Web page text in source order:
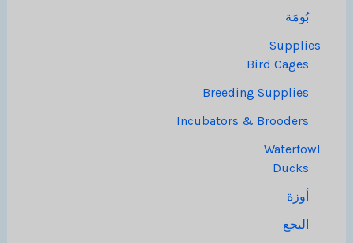
بُومَة
Supplies
Bird Cages
Breeding Supplies
Incubators & Brooders
Waterfowl
Ducks
أوزة
البجع